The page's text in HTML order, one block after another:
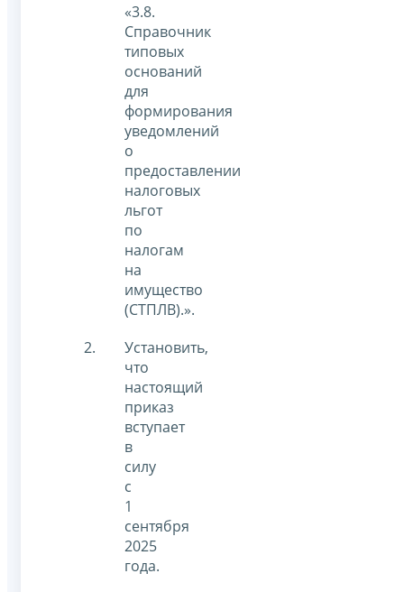
«3.8.
Справочник
типовых
оснований
для
формирования
уведомлений
о
предоставлении
налоговых
льгот
по
налогам
на
имущество
(СТПЛВ).».
Установить,
что
настоящий
приказ
вступает
в
силу
с
1
сентября
2025
года.